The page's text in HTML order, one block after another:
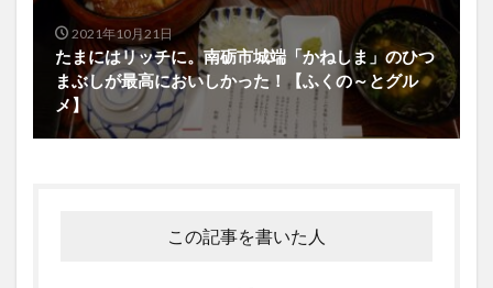
2021年10月21日
たまにはリッチに。南砺市城端「かねしま」のひつ
まぶしが最高においしかった！【ふくの～とグル
メ】
この記事を書いた人